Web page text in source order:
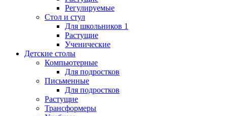
Регулируемые
Стол и стул
Для школьников 1
Растущие
Ученические
Детские столы
Компьютерные
Для подростков
Письменные
Для подростков
Растущие
Трансформеры